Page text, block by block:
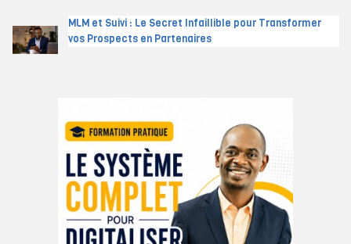
MLM et Suivi : Le Secret Infaillible pour Transformer
vos Prospects en Partenaires